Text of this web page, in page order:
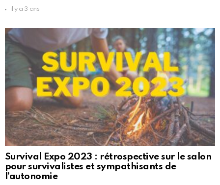
il y a 3 ans
Survival Expo 2023 : rétrospective sur le salon
pour survivalistes et sympathisants de
l’autonomie